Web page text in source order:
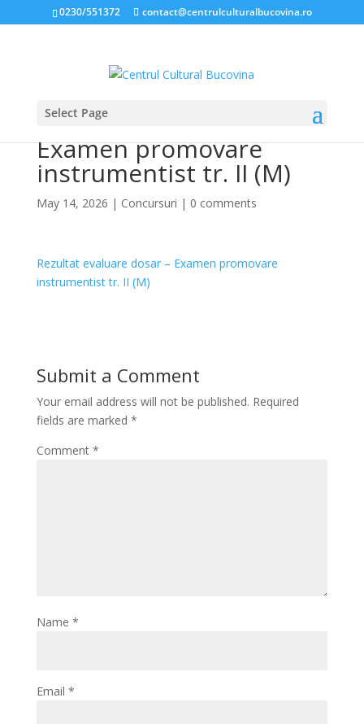
0230/551372 contact@centrulculturalbucovina.ro
Select Page
Rezultat evaluare dosar –
Examen promovare
instrumentist tr. II (M)
May 14, 2026 | Concursuri | 0 comments
Rezultat evaluare dosar – Examen promovare
instrumentist tr. II (M)
Submit a Comment
Your email address will not be published. Required
fields are marked *
Comment *
Name *
Email *